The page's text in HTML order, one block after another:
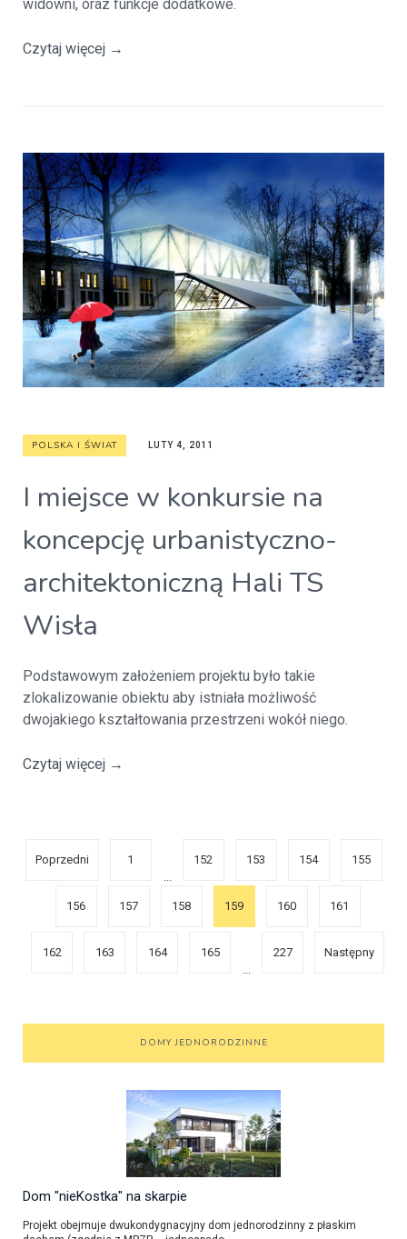
widowni, oraz funkcje dodatkowe.
Czytaj więcej →
POLSKA I ŚWIAT LUTY 4, 2011
I miejsce w konkursie na
koncepcję urbanistyczno-
architektoniczną Hali TS
Wisła
Podstawowym założeniem projektu było takie
zlokalizowanie obiektu aby istniała możliwość
dwojakiego kształtowania przestrzeni wokół niego.
Czytaj więcej →
Poprzedni
1
152 153 154 155
156 157 158 159 160 161
162 163 164
165
227 Następny
DOMY JEDNORODZINNE
Dom "nieKostka" na skarpie
Projekt obejmuje dwukondygnacyjny dom jednorodzinny z płaskim